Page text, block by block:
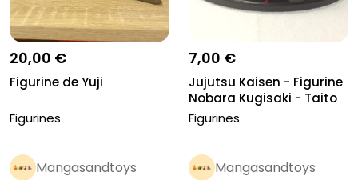
20,00 €
Figurine de Yuji
Figurines
7,00 €
Jujutsu Kaisen - Figurine
Nobara Kugisaki - Taito
Figurines
Mangasandtoys
Mangasandtoys